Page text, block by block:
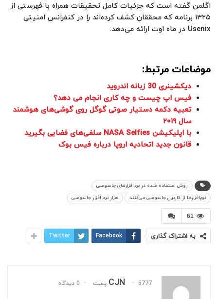
اگلمن گفته است که جزئیات کامل تحقیقات همراه با فهرستی از
۱۳۲۵ برنامه که محققان کشف کرده‌اند را در کنفرانس امنیتی
Usenix در ماه اوت ارائه می‌دهد.
موضاعات مرتبط:
دیکشینری 30 زبانه اندروید
فیس اپ چیست و چه کاری انجام می دهد؟
تعبیه دکمه دستیار صوتی گوگل روی گوشی‌های هوشمند
سال ۲۰۱۹
با اپلیکیشن NASA Selfies سلفی‌های فضایی بگیرید
قانون جدید اتحادیه اروپا درباره فیس بوک
روش استفاده شده در نرم‌افزارهای جاسوسی
نرم‌افزارها از کاربران جاسوسی می‌کنند
هزار نرم افزار جاسوسی
61
به اشتراک گذاری Facebook
Twitter
CJN 5777 پست 0 دیدگاه